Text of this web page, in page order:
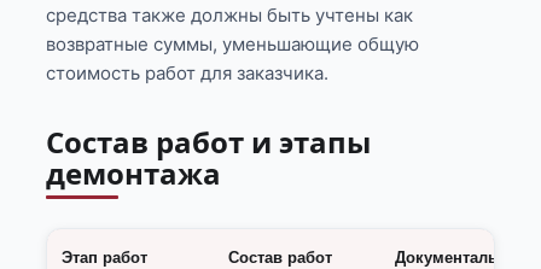
средства также должны быть учтены как
возвратные суммы, уменьшающие общую
стоимость работ для заказчика.
Состав работ и этапы
демонтажа
Этап работ Состав работ Документальное